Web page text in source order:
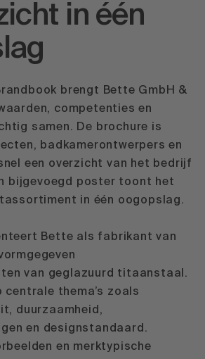
in één
brengt Bette GmbH &
competenties en
samen. De brochure is
badkamerontwerpers en
een overzicht van het bedrijf
bijgevoegd poster toont het
in één oogopslag.
Bette als fabrikant van
van geglazuurd titaanstaal.
centrale thema’s zoals
duurzaamheid,
en designstandaard.
en merktypische